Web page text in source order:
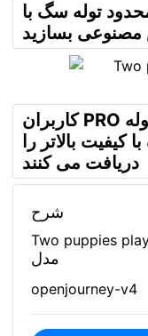
توله سگ با
کاربران PRO تصاویر توله
کیفیت بالاتر را
دریافت می کنند
شرح
Two puppies
مدل
openjourney-v4